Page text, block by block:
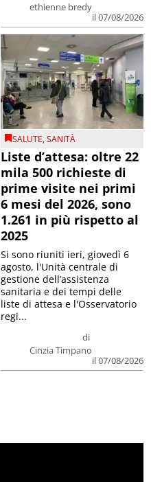
ethienne bredy
il 07/08/2026
SALUTE,SANITÀ
Liste d’attesa: oltre 22
mila 500 richieste di
prime visite nei primi
6 mesi del 2026, sono
1.261 in più rispetto al
2025
di
Cinzia Timpano
il 07/08/2026
Si sono riuniti ieri, giovedì 6
agosto, l'Unità centrale di
gestione dell’assistenza
sanitaria e dei tempi delle
liste di attesa e l'Osservatorio
regi...